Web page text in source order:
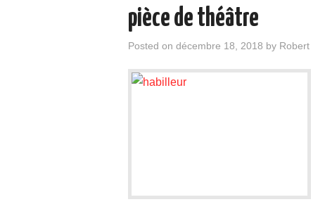
pièce de théâtre
Posted on décembre 18, 2018 by Robert